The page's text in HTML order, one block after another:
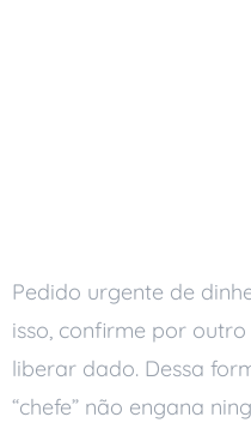
Pedido urgente de
isso, confirme por
liberar dado. Dessa
“chefe” não engana